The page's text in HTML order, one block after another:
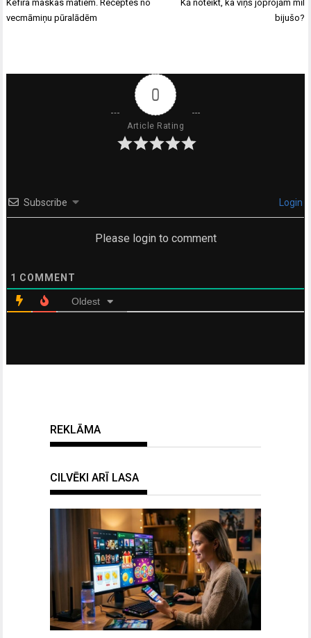
izvēlne
Kefīra maskas matiem. Receptes no
vecmāmiņu pūralādēm
Kā noteikt, ka viņš joprojām mīl
bijušo?
0
Article Rating
Subscribe Login
Please login to comment
1 COMMENT
Oldest
REKLĀMA
CILVĒKI ARĪ LASA